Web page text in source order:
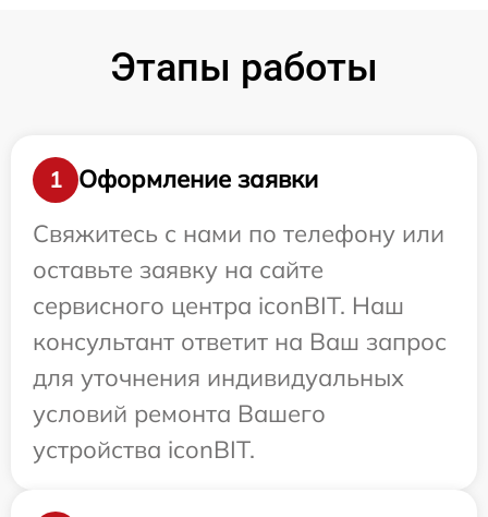
Этапы работы
1
Оформление заявки
Свяжитесь с нами по телефону или
оставьте заявку на сайте
сервисного центра iconBIT. Наш
консультант ответит на Ваш запрос
для уточнения индивидуальных
условий ремонта Вашего
устройства iconBIT.